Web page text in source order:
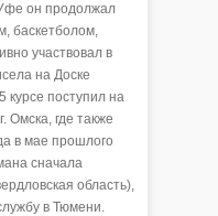
он продолжал
баскетболом,
участвовал в
на Доске
курсе поступил на
Омска, где также
в мае прошлого
сначала
область),
в Тюмени.